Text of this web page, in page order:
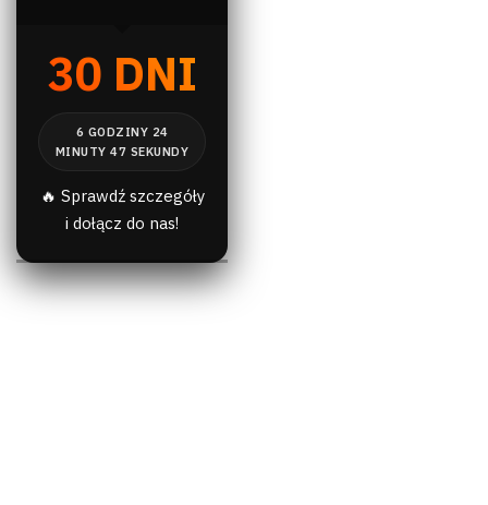
30 DNI
🔥 Sprawdź szczegóły
i dołącz do nas!